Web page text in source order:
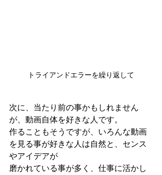
トライアンドエラーを繰り返して
次に、当たり前の事かもしれません
が、動画自体を好きな人です。
作ることもそうですが、いろんな動画
を見る事が好きな人は自然と、センス
やアイデアが
磨かれている事が多く、仕事に活かし